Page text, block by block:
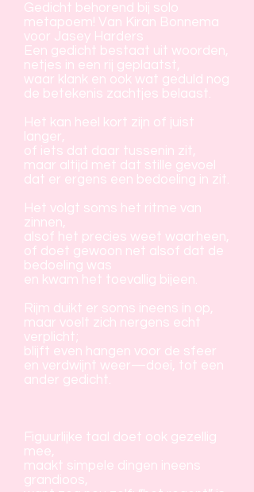
Gedicht behorend bij solo
metapoem! Van Kiran Bonnema
voor Jasey Harders
Een gedicht bestaat uit woorden,
netjes in een rij geplaatst,
waar klank en ook wat geduld nog
de betekenis zachtjes belaast.
Het kan heel kort zijn of juist
langer,
of iets dat daar tussenin zit,
maar altijd met dat stille gevoel
dat er ergens een bedoeling in zit.
Het volgt soms het ritme van
zinnen,
alsof het precies weet waarheen,
of doet gewoon net alsof dat de
bedoeling was
en kwam het toevallig bijeen.
Rijm duikt er soms ineens in op,
maar voelt zich nergens echt
verplicht;
blijft even hangen voor de sfeer
en verdwijnt weer—doei, tot een
ander gedicht.
Figuurlijke taal doet ook gezellig
mee,
maakt simpele dingen ineens
grandioos,